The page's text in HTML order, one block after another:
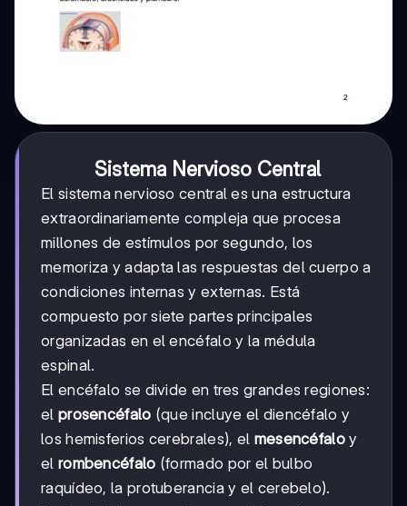
Sistema Nervioso Central
El sistema nervioso central es una estructura
extraordinariamente compleja que procesa
millones de estímulos por segundo, los
memoriza y adapta las respuestas del cuerpo a
condiciones internas y externas. Está
compuesto por siete partes principales
organizadas en el encéfalo y la médula
espinal.
El encéfalo se divide en tres grandes regiones:
el prosencéfalo (que incluye el diencéfalo y
los hemisferios cerebrales), el mesencéfaloy
el rombencéfalo (formado por el bulbo
raquídeo, la protuberancia y el cerebelo).